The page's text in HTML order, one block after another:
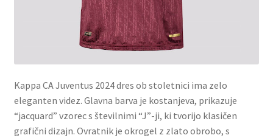
Kappa CA Juventus 2024 dres ob stoletnici ima zelo
eleganten videz. Glavna barva je kostanjeva, prikazuje
“jacquard” vzorec s številnimi “J”-ji, ki tvorijo klasičen
grafični dizajn. Ovratnik je okrogel z zlato obrobo, s